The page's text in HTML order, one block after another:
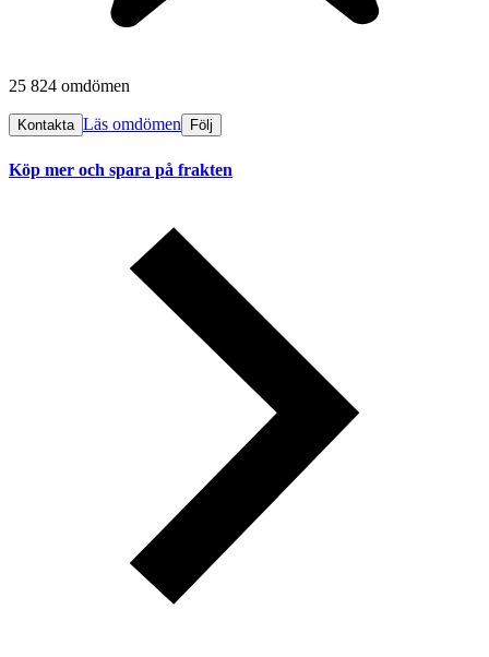
25 824 omdömen
Kontakta Läs omdömen Följ
Köp mer och spara på frakten